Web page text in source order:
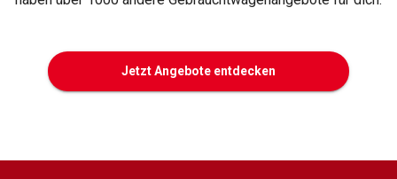
Jetzt Angebote entdecken